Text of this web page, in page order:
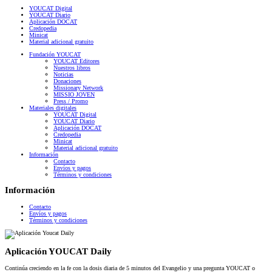
YOUCAT Digital
YOUCAT Diario
Aplicación DOCAT
Credopedia
Minicat
Material adicional gratuito
Fundación YOUCAT
YOUCAT Editores
Nuestros libros
Noticias
Donaciones
Missionary Network
MISSIO JOVEN
Press / Promo
Materiales digitales
YOUCAT Digital
YOUCAT Diario
Aplicación DOCAT
Credopedia
Minicat
Material adicional gratuito
Información
Contacto
Envíos y pagos
Términos y condiciones
Información
Contacto
Envíos y pagos
Términos y condiciones
Aplicación YOUCAT Daily
Continúa creciendo en la fe con la dosis diaria de 5 minutos del Evangelio y una pregunta YOUCAT o